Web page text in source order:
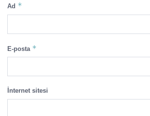
Ad *
E-posta *
İnternet sitesi